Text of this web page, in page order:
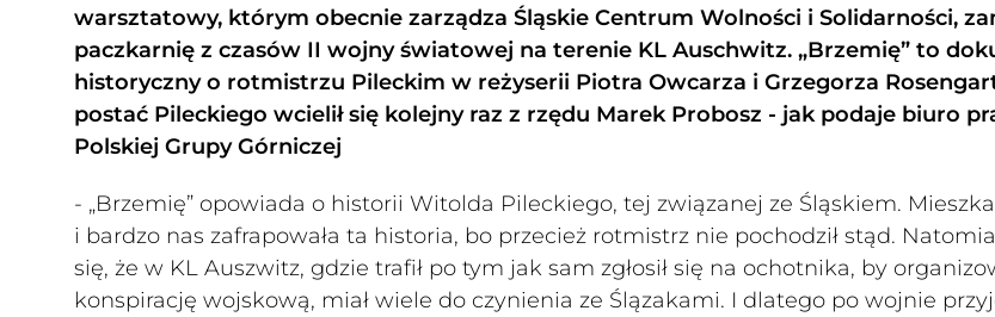
warsztatowy, którym obecnie zarządza Śląskie Centrum Wolności i Solidarności,
paczkarnię z czasów II wojny światowej na terenie KL Auschwitz. „Brzemię” to
historyczny o rotmistrzu Pileckim w reżyserii Piotra Owcarza i Grzegorza
postać Pileckiego wcielił się kolejny raz z rzędu Marek Probosz - jak podaje biuro
Polskiej Grupy Górniczej
- „Brzemię” opowiada o historii Witolda Pileckiego, tej związanej ze Śląskiem.
i bardzo nas zafrapowała ta historia, bo przecież rotmistrz nie pochodził stąd.
się, że w KL Auszwitz, gdzie trafił po tym jak sam zgłosił się na ochotnika, by
konspirację wojskową, miał wiele do czynienia ze Ślązakami. I dlatego po wojnie